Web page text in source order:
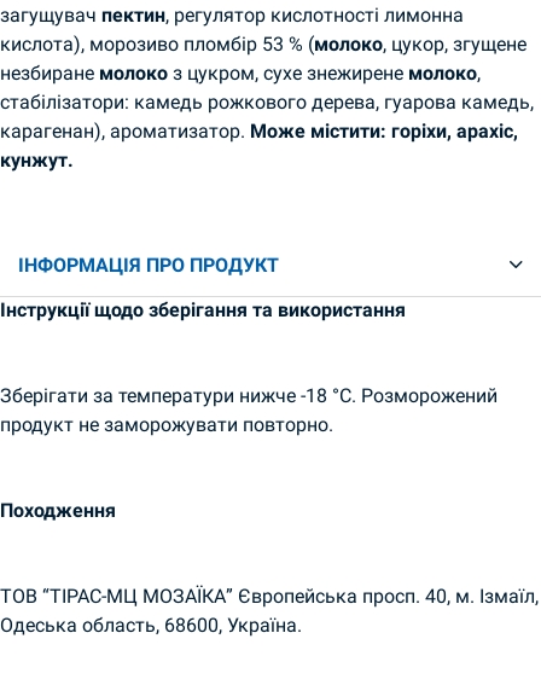
загущувач пектин, регулятор кислотності лимонна
кислота), морозиво пломбір 53 % (молоко, цукор, згущене
незбиране молоко з цукром, сухе знежирене молоко,
стабілізатори: камедь рожкового дерева, гуарова камедь,
карагенан), ароматизатор. Може містити: горіхи, арахіс,
кунжут.
ІНФОРМАЦІЯ ПРО ПРОДУКТ
Інструкції щодо зберігання та використання
Зберігати за температури нижче -18 °C. Розморожений
продукт не заморожувати повторно.
Походження
ТОВ “ТІРАС-МЦ МОЗАЇКА” Європейська просп. 40, м. Ізмаїл,
Одеська область, 68600, Україна.